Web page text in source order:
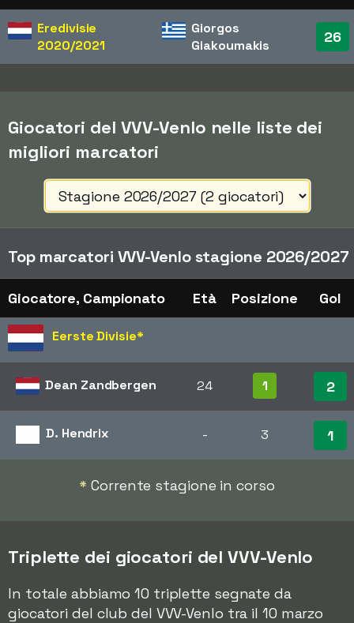
Eredivisie
2020/2021
Giorgos
Giakoumakis
26
Giocatori del VVV-Venlo nelle liste dei
migliori marcatori
Top marcatori VVV-Venlo stagione 2026/2027
Giocatore, Campionato Età Posizione Gol
Eerste Divisie*
Dean Zandbergen 24 1 2
D. Hendrix - 3 1
* Corrente stagione in corso
Triplette dei giocatori del VVV-Venlo
In totale abbiamo 10 triplette segnate da
giocatori del club del VVV-Venlo tra il 10 marzo